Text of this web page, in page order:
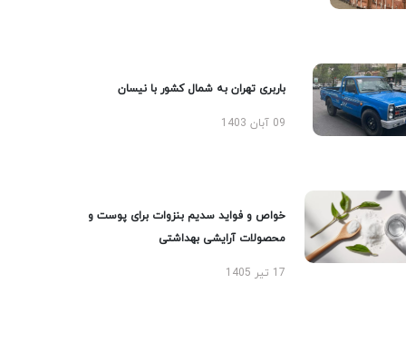
باربری تهران به شمال کشور با نیسان
09 آبان 1403
خواص و فواید سدیم بنزوات برای پوست و
محصولات آرایشی بهداشتی
17 تیر 1405